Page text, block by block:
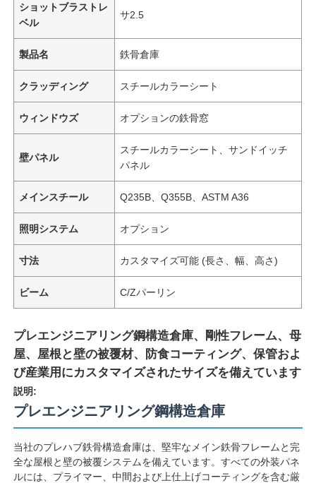
ショットブラストレ
ベル
サ2.5
製品名 鉄骨倉庫
クラッディング スチールカラーシート
ウィンドウズ オプションの鉄骨窓
壁パネル
スチールカラーシート、サンドイッチ
パネル
メインスチール Q235B、Q355B、ASTM A36
照明システム オプション
寸法 カスタマイズ可能 (長さ、幅、高さ)
ビーム C/Zパーリン
プレエンジニアリング鋼構造倉庫、剛性フレーム、母
屋、屋根と壁の被覆材、防食コーティング、保管およ
び産業用にカスタマイズされたサイズを備えています
説明:
プレエンジニアリング鋼構造倉庫
当社のプレハブ鉄骨構造倉庫は、堅牢なメイン鉄骨フレームと完
全な屋根と壁の被覆システムを備えています。すべての外装パネ
ルには、プライマー、中間および上仕上げコーティングを含む厳